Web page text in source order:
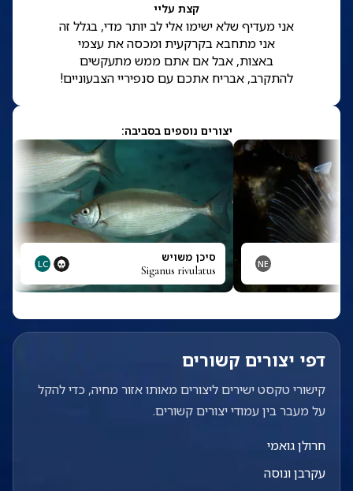
קצת עליי
אני מעדיף שלא ישימו אלי לב יותר מדי, בגלל זה
אני מתחבא בקרקעית ומכסה את עצמי
באצות, אבל אם אתם ממש מתעקשים
להתקרב, אבריח אתכם עם סנפיריי הצבעוניים!
יצורים נוספים בסביבה:
NE סיכן משויש
Siganus rivulatus
LC
דפי יצורים קשורים
קישורי טקסט ישירים ליצורים מאותו אזור מחיה, כדי להקל
על מעבר בין עמודי יצורים קשורים.
חרולן גואמי
עקרבן ונוסה